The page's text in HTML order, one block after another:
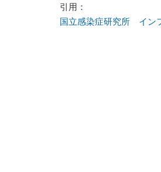
引用：
国立感染症研究所 イン